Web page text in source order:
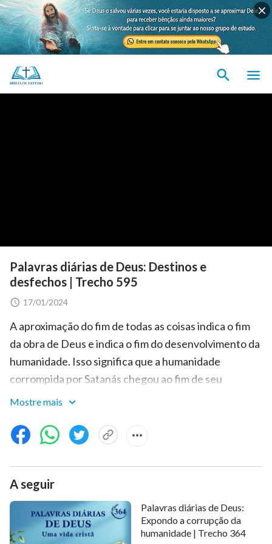
Palavras diárias de Deus: Destinos e
desfechos | Trecho 595
17/01/2024
A aproximação do fim de todas as coisas indica o fim
da obra de Deus e indica o fim do desenvolvimento da
humanidade. Isso significa que a humanidade
corrompida por Satanás chegou ao fim de seu
desenvolvimento, e que os descendentes de Adão e
Também significa que é impossível para esse nível de
humanidade, corrompida por Satanás, continuar a se
desenvolver. No começo, Adão e Eva não tinham sido
corrompidos, mas o Adão e a Eva que foram expulsos
do Jardim do Éden foram corrompidos por Satanás.
Quando Deus e o homem entrarem juntos no
descanso, Adão e Eva — expulsos do Jardim do Éden
Mostre mais
A seguir
Palavras diárias de Deus:
Expondo a corrupção da
humanidade | Trecho 364